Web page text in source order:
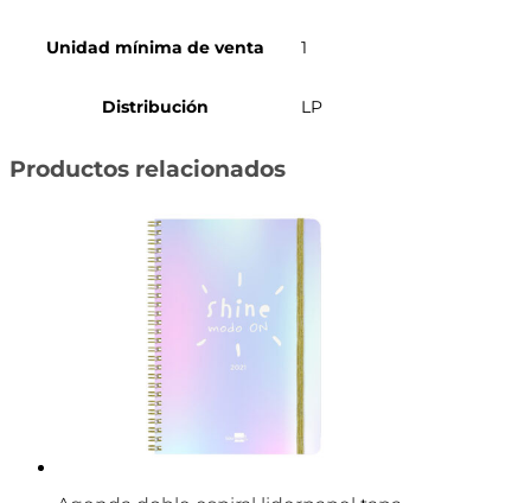
Unidad mínima de venta 1
Distribución LP
Productos relacionados